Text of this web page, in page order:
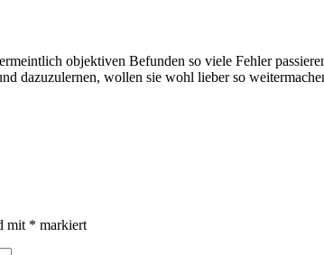
objektiven Befunden so viele Fehler
dazuzulernen, wollen sie wohl lieber so
mit * markiert